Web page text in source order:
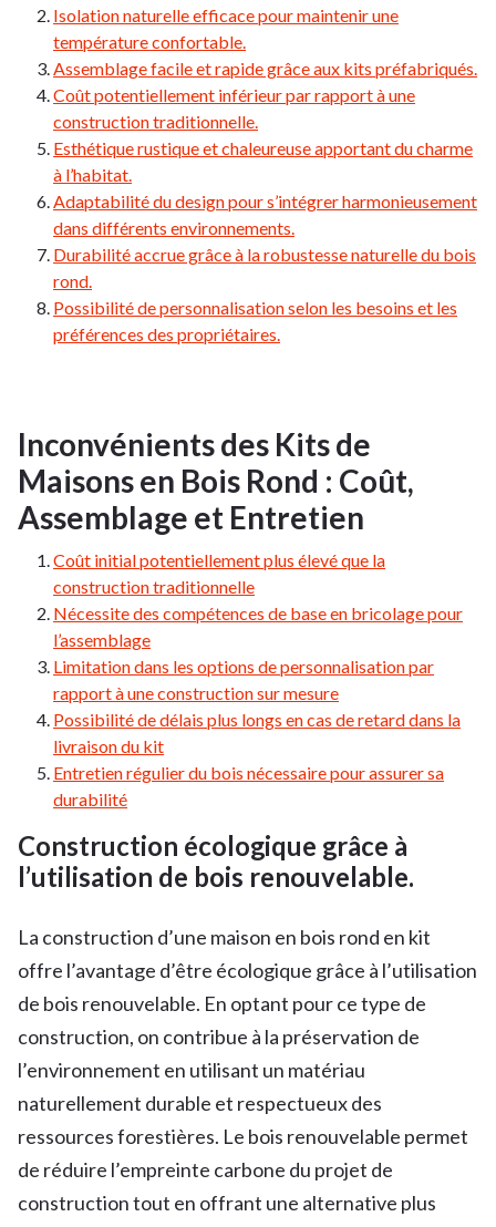
Isolation naturelle efficace pour maintenir une
température confortable.
Assemblage facile et rapide grâce aux kits préfabriqués.
Coût potentiellement inférieur par rapport à une
construction traditionnelle.
Esthétique rustique et chaleureuse apportant du charme
à l’habitat.
Adaptabilité du design pour s’intégrer harmonieusement
dans différents environnements.
Durabilité accrue grâce à la robustesse naturelle du bois
rond.
Possibilité de personnalisation selon les besoins et les
préférences des propriétaires.
Inconvénients des Kits de
Maisons en Bois Rond : Coût,
Assemblage et Entretien
Coût initial potentiellement plus élevé que la
construction traditionnelle
Nécessite des compétences de base en bricolage pour
l’assemblage
Limitation dans les options de personnalisation par
rapport à une construction sur mesure
Possibilité de délais plus longs en cas de retard dans la
livraison du kit
Entretien régulier du bois nécessaire pour assurer sa
durabilité
Construction écologique grâce à
l’utilisation de bois renouvelable.
La construction d’une maison en bois rond en kit
offre l’avantage d’être écologique grâce à l’utilisation
de bois renouvelable. En optant pour ce type de
construction, on contribue à la préservation de
l’environnement en utilisant un matériau
naturellement durable et respectueux des
ressources forestières. Le bois renouvelable permet
de réduire l’empreinte carbone du projet de
construction tout en offrant une alternative plus